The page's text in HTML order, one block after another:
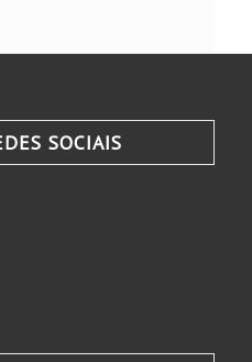
SOCIAIS